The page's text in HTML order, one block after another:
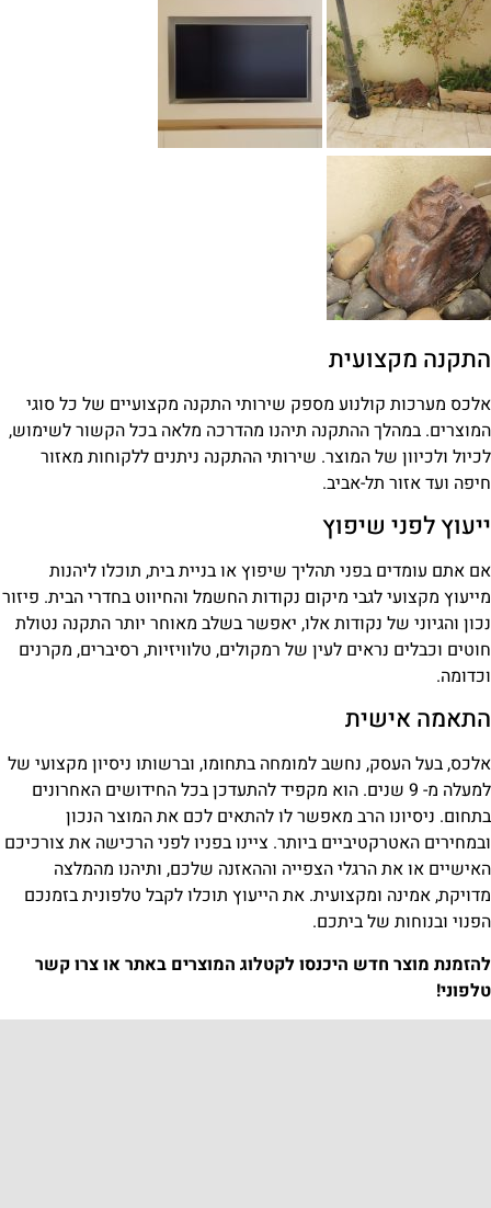
התקנה מקצועית
אלכס מערכות קולנוע מספק שירותי התקנה מקצועיים של כל סוגי
המוצרים. במהלך ההתקנה תיהנו מהדרכה מלאה בכל הקשור לשימוש,
לכיול ולכיוון של המוצר. שירותי ההתקנה ניתנים ללקוחות מאזור
חיפה ועד אזור תל-אביב.
ייעוץ לפני שיפוץ
אם אתם עומדים בפני תהליך שיפוץ או בניית בית, תוכלו ליהנות
מייעוץ מקצועי לגבי מיקום נקודות החשמל והחיווט בחדרי הבית. פיזור
נכון והגיוני של נקודות אלו, יאפשר בשלב מאוחר יותר התקנה נטולת
חוטים וכבלים נראים לעין של רמקולים, טלוויזיות, רסיברים, מקרנים
וכדומה.
התאמה אישית
אלכס, בעל העסק, נחשב למומחה בתחומו, וברשותו ניסיון מקצועי של
למעלה מ- 9 שנים. הוא מקפיד להתעדכן בכל החידושים האחרונים
בתחום. ניסיונו הרב מאפשר לו להתאים לכם את המוצר הנכון
ובמחירים האטרקטיביים ביותר. ציינו בפניו לפני הרכישה את צורכיכם
האישיים או את הרגלי הצפייה וההאזנה שלכם, ותיהנו מהמלצה
מדויקת, אמינה ומקצועית. את הייעוץ תוכלו לקבל טלפונית בזמנכם
הפנוי ובנוחות של ביתכם.
להזמנת מוצר חדש היכנסו לקטלוג המוצרים באתר או צרו קשר
טלפוני!